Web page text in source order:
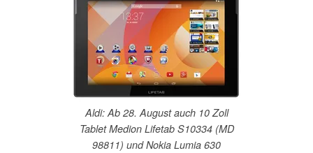
Aldi: Ab 28. August auch 10 Zoll
Tablet Medion Lifetab S10334 (MD
98811) und Nokia Lumia 630